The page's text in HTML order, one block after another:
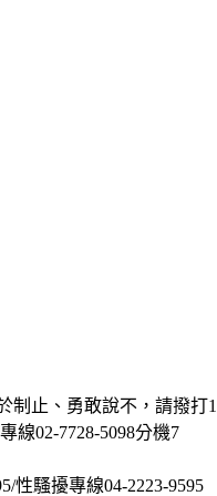
止、勇敢說不，請撥打
線02-7728-5098分機7
性騷擾專線04-2223-9595